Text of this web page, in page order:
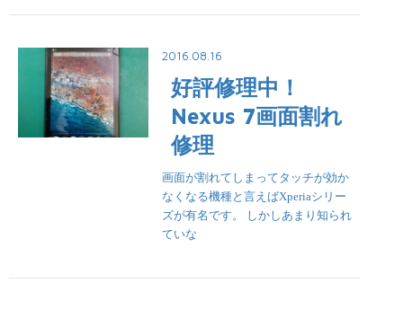
2016.08.16
好評修理中！
Nexus 7画面割れ
修理
画面が割れてしまってタッチが効か
なくなる機種と言えばXperiaシリー
ズが有名です。 しかしあまり知られ
ていな